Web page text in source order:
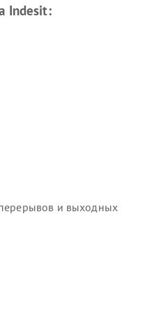
Indesit:
и выходных